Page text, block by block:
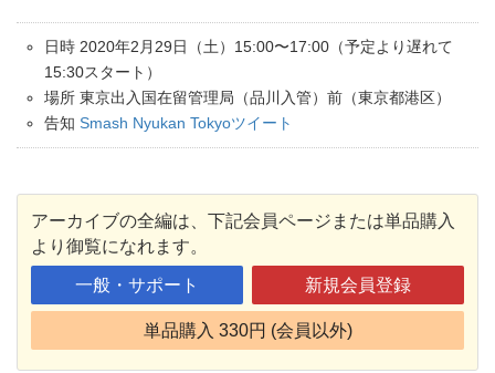
日時 2020年2月29日（土）15:00〜17:00（予定より遅れて
15:30スタート）
場所 東京出入国在留管理局（品川入管）前（東京都港区）
告知 Smash Nyukan Tokyoツイート
アーカイブの全編は、下記会員ページまたは単品購入
より御覧になれます。
一般・サポート 新規会員登録
単品購入 330円 (会員以外)